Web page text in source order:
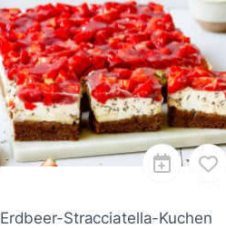
Erdbeer-Stracciatella-Kuchen